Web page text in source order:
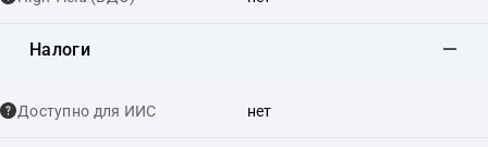
Налоги
Доступно для ИИС нет